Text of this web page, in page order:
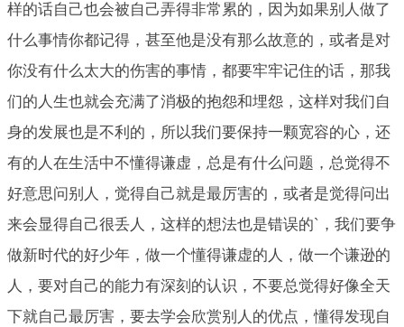
样的话自己也会被自己弄得非常累的，因为如果别人做了
什么事情你都记得，甚至他是没有那么故意的，或者是对
你没有什么太大的伤害的事情，都要牢牢记住的话，那我
们的人生也就会充满了消极的抱怨和埋怨，这样对我们自
身的发展也是不利的，所以我们要保持一颗宽容的心，还
有的人在生活中不懂得谦虚，总是有什么问题，总觉得不
好意思问别人，觉得自己就是最厉害的，或者是觉得问出
来会显得自己很丢人，这样的想法也是错误的`，我们要争
做新时代的好少年，做一个懂得谦虚的人，做一个谦逊的
人，要对自己的能力有深刻的认识，不要总觉得好像全天
下就自己最厉害，要去学会欣赏别人的优点，懂得发现自